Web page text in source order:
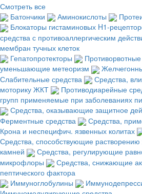
Смотреть все
Батончики
Аминокислоты
Блокаторы гистаминовых H1-
средства с противоаллергическим
мембран тучных клеток
Гепатопротекторы
уменьшающие метеоризм
Слабительные средства
Средства,
моторику ЖКТ
Противодиарейные
групп применяемые при заболеваниях
Средства, оказывающие защитное
Ферментные средства
Средства,
Крона и неспецифич. язвенных колитах
Средства, способствующие
камней
Средства, регулирующие
микрофлоры
Средства, снижающие
пептического фактора
Иммуноглобулины